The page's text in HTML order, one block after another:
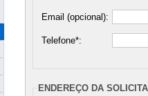
Email (opcional):
Telefone*:
ENDEREÇO DA